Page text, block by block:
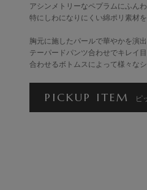
アシンメトリーなペプラムにふん
特にしわになりにくい綿ポリ素材
胸元に施したパールで華やかを演出
テーパードパンツ合わせでキレイ
合わせるボトムスによって様々な
PICKUP ITEM ピ